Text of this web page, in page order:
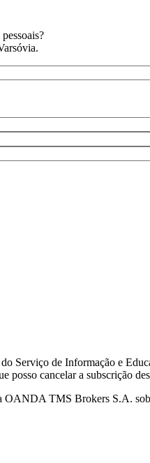
do Serviço de Informação e
posso cancelar a subscrição
TMS Brokers S.A.